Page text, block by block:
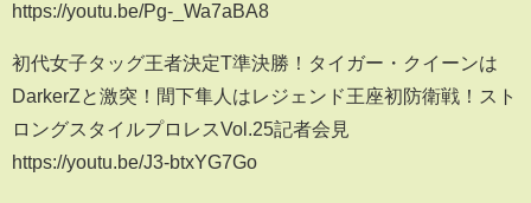
https://youtu.be/Pg-_Wa7aBA8
初代女子タッグ王者決定T準決勝！タイガー・クイーンは
DarkerZと激突！間下隼人はレジェンド王座初防衛戦！スト
ロングスタイルプロレスVol.25記者会見
https://youtu.be/J3-btxYG7Go